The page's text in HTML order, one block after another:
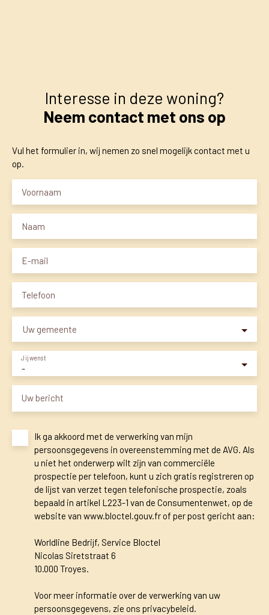
Interesse in deze woning?
Neem contact met ons op
Vul het formulier in, wij nemen zo snel mogelijk contact met u
op.
Voornaam
Naam
E-mail
Telefoon
Uw gemeente
-
Jij wenst
Uw bericht
Ik ga akkoord met de verwerking van mijn
persoonsgegevens in overeenstemming met de AVG. Als
u niet het onderwerp wilt zijn van commerciële
prospectie per telefoon, kunt u zich gratis registreren op
de lijst van verzet tegen telefonische prospectie, zoals
bepaald in artikel L223-1 van de Consumentenwet, op de
website van www.bloctel.gouv.fr of per post gericht aan:
Worldline Bedrijf, Service Bloctel
Nicolas Siretstraat 6
10.000 Troyes.
Voor meer informatie over de verwerking van uw
persoonsgegevens, zie ons privacybeleid.